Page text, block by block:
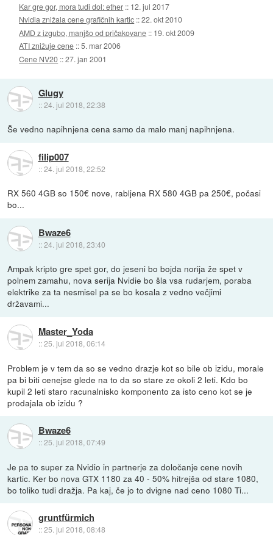
Kar gre gor, mora tudi dol: ether :: 12. jul 2017
Nvidia znižala cene grafičnih kartic ::22. okt 2010
AMD z izgubo, manjšo od pričakovane :: 19. okt 2009
ATI znižuje cene ::5. mar 2006
Cene NV20 ::27. jan 2001
Glugy
::24. jul 2018, 22:38
Še vedno napihnjena cena samo da malo manj napihnjena.
filip007
::24. jul 2018, 22:52
RX 560 4GB so 150€ nove, rabljena RX 580 4GB pa 250€, počasi
bo...
Bwaze6
::24. jul 2018, 23:40
Ampak kripto gre spet gor, do jeseni bo bojda norija že spet v
polnem zamahu, nova serija Nvidie bo šla vsa rudarjem, poraba
elektrike za ta nesmisel pa se bo kosala z vedno večjimi
državami...
Master_Yoda
::25. jul 2018, 06:14
Problem je v tem da so se vedno drazje kot so bile ob izidu, morale
pa bi biti cenejse glede na to da so stare ze okoli 2 leti. Kdo bo
kupil 2 leti staro racunalnisko komponento za isto ceno kot se je
prodajala ob izidu ?
Bwaze6
::25. jul 2018, 07:49
Je pa to super za Nvidio in partnerje za določanje cene novih
kartic. Ker bo nova GTX 1180 za 40 - 50% hitrejša od stare 1080,
bo toliko tudi dražja. Pa kaj, če jo to dvigne nad ceno 1080 Ti...
gruntfürmich
::25. jul 2018, 08:48